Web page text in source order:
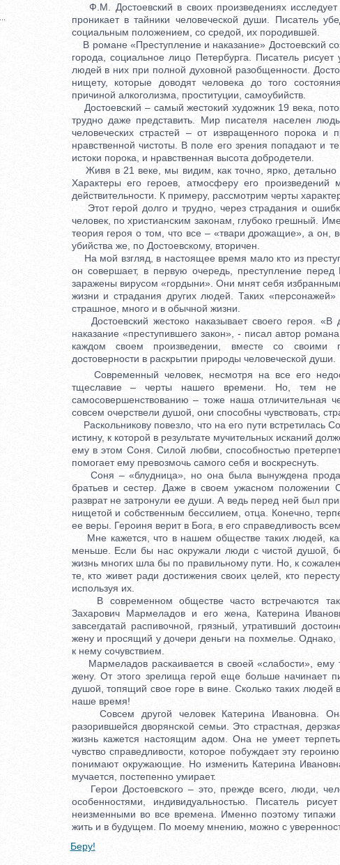
Ф.М. Достоевский в своих произведениях исследует
проникает в тайники человеческой души. Писатель
социальным положением, со средой, их породившей.
В романе «Преступление и наказание» Достоевский
города, социальное лицо Петербурга. Писатель
людей в них при полной духовной разобщенности.
нищету, которые доводят человека до того
причиной алкоголизма, проституции, самоубийств.
Достоевский – самый жестокий художник 19 века,
трудно даже представить. Мир писателя населен
человеческих страстей – от извращенного порока и
нравственной чистоты. В поле его зрения попадают и
истоки порока, и нравственная высота добродетели.
Живя в 21 веке, мы видим, как точно, ярко, детально
Характеры его героев, атмосферу его
действительности. К примеру, рассмотрим черты
Этот герой долго и трудно, через страдания и
человек, по христианским законам, глубоко грешный.
теория героя о том, что все – «твари дрожащие», а
убийства же, по Достоевскому, вторичен.
На мой взгляд, в настоящее время мало кто из
он совершает, в первую очередь, преступление
заражены вирусом «гордыни». Они мнят себя
жизни и страдания других людей. Таких
страшное, много и в обычной жизни.
Достоевский жестоко наказывает своего героя.
наказание «преступившего закон», - писал автор
каждом своем произведении, вместе со своими
достоверности в раскрытии природы человеческой души.
Современный человек, несмотря на все его
тщеславие – черты нашего времени. Но, тем
самосовершенствованию – тоже наша отличительная
совсем очерствели душой, они способны чувствовать,
Раскольникову повезло, что на его пути встретилась
истину, к которой в результате мучительных исканий
ему в этом Соня. Силой любви, способностью
помогает ему превозмочь самого себя и воскреснуть.
Соня – «блудница», но она была вынуждена
братьев и сестер. Даже в своем ужасном положении
разврат не затронули ее души. А ведь перед ней был
нищетой и собственным бессилием, отца. Конечно,
ее веры. Героиня верит в Бога, в его справедливость
Мне кажется, что в нашем обществе таких людей,
меньше. Если бы нас окружали люди с чистой душой,
жизнь многих шла бы по правильному пути. Но, к
те, кто живет ради достижения своих целей, кто
используя их.
В современном обществе часто встречаются
Захарович Мармеладов и его жена, Катерина
завсегдатай распивочной, грязный, утративший
жену и просящий у дочери деньги на похмелье.
к нему сочувствием.
Мармеладов раскаивается в своей «слабости»,
жену. От этого зрелища герой еще больше начинает
душой, топящий свое горе в вине. Сколько таких людей
наше время!
Совсем другой человек Катерина Ивановна. Она
разорившейся дворянской семьи. Это страстная,
жизнь кажется настоящим адом. Она не умеет
чувство справедливости, которое побуждает эту
понимают окружающие. Но изменить Катерина
мучается, постепенно умирает.
Герои Достоевского – это, прежде всего, люди,
особенностями, индивидуальностью. Писатель
неизменными во все времена. Именно поэтому типажи
жить и в будущем. По моему мнению, можно с
Беру!